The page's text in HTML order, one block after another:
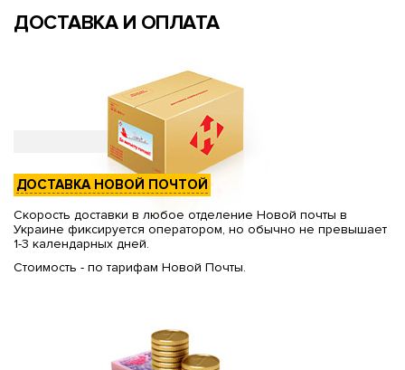
ДОСТАВКА И ОПЛАТА
ДОСТАВКА НОВОЙ ПОЧТОЙ
Скорость доставки в любое отделение Новой почты в
Украине фиксируется оператором, но обычно не превышает
1-3 календарных дней.
Стоимость - по тарифам Новой Почты.